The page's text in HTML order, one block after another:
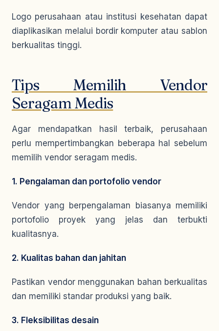
Logo perusahaan atau institusi kesehatan dapat
diaplikasikan melalui bordir komputer atau sablon
berkualitas tinggi.
Tips Memilih Vendor
Seragam Medis
Agar mendapatkan hasil terbaik, perusahaan
perlu mempertimbangkan beberapa hal sebelum
memilih vendor seragam medis.
1. Pengalaman dan portofolio vendor
Vendor yang berpengalaman biasanya memiliki
portofolio proyek yang jelas dan terbukti
kualitasnya.
2. Kualitas bahan dan jahitan
Pastikan vendor menggunakan bahan berkualitas
dan memiliki standar produksi yang baik.
3. Fleksibilitas desain